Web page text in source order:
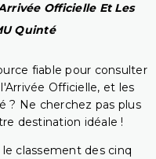
Officielle Et Les
Quinté
fiable pour consulter
Officielle, et les
? Ne cherchez pas plus
destination idéale !
classement des cinq